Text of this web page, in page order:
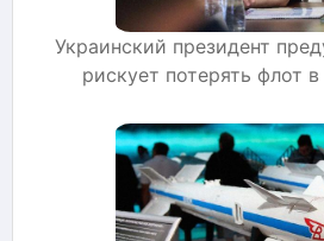
Украинский президент
рискует потерять флот